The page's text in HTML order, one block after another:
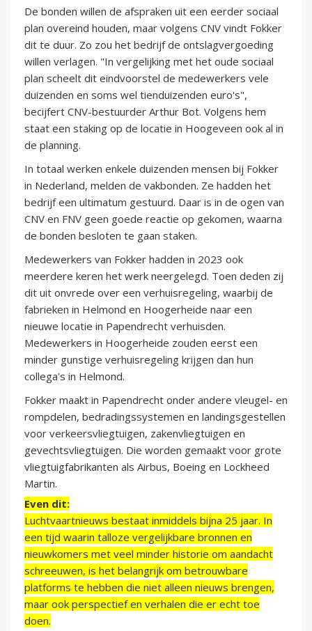
De bonden willen de afspraken uit een eerder sociaal
plan overeind houden, maar volgens CNV vindt Fokker
dit te duur. Zo zou het bedrijf de ontslagvergoeding
willen verlagen. "In vergelijking met het oude sociaal
plan scheelt dit eindvoorstel de medewerkers vele
duizenden en soms wel tienduizenden euro's",
becijfert CNV-bestuurder Arthur Bot. Volgens hem
staat een staking op de locatie in Hoogeveen ook al in
de planning.
In totaal werken enkele duizenden mensen bij Fokker
in Nederland, melden de vakbonden. Ze hadden het
bedrijf een ultimatum gestuurd. Daar is in de ogen van
CNV en FNV geen goede reactie op gekomen, waarna
de bonden besloten te gaan staken.
Medewerkers van Fokker hadden in 2023 ook
meerdere keren het werk neergelegd. Toen deden zij
dit uit onvrede over een verhuisregeling, waarbij de
fabrieken in Helmond en Hoogerheide naar een
nieuwe locatie in Papendrecht verhuisden.
Medewerkers in Hoogerheide zouden eerst een
minder gunstige verhuisregeling krijgen dan hun
collega's in Helmond.
Fokker maakt in Papendrecht onder andere vleugel- en
rompdelen, bedradingssystemen en landingsgestellen
voor verkeersvliegtuigen, zakenvliegtuigen en
gevechtsvliegtuigen. Die worden gemaakt voor grote
vliegtuigfabrikanten als Airbus, Boeing en Lockheed
Martin.
Even dit:
Luchtvaartnieuws bestaat inmiddels bijna 25 jaar. In
een tijd waarin talloze vergelijkbare bronnen en
nieuwkomers met veel minder historie om aandacht
schreeuwen, is het belangrijk om betrouwbare
platforms te hebben die niet alleen nieuws brengen,
maar ook perspectief en verhalen die er echt toe
doen.